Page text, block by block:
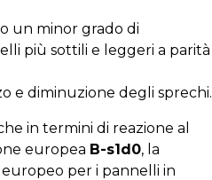
un minor grado di
più sottili e leggeri a parità
e diminuzione degli sprechi.
in termini di reazione al
europea B-s1d0, la
per i pannelli in